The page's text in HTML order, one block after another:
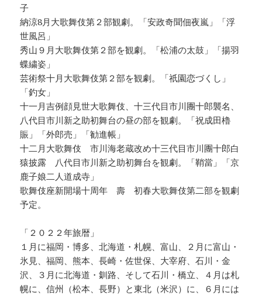
子
納涼8月大歌舞伎第２部観劇。「安政奇聞佃夜嵐」「浮
世風呂」
秀山９月大歌舞伎第２部を観劇。「松浦の太鼓」「揚羽
蝶繍姿」
芸術祭十月大歌舞伎第２部を観劇。「祇園恋づくし」
「釣女」
十一月吉例顔見世大歌舞伎、十三代目市川團十郎襲名、
八代目市川新之助初舞台の昼の部を観劇。「祝成田櫓
賑」「外郎売」「勧進帳」
十二月大歌舞伎 市川海老蔵改め十三代目市川團十郎白
猿披露 八代目市川新之助初舞台を観劇。「鞘當」「京
鹿子娘二人道成寺」
歌舞伎座新開場十周年 壽 初春大歌舞伎第二部を観劇
予定。
「２０２２年旅暦」
１月に福岡・博多、北海道・札幌、富山、２月に富山・
氷見、福岡、熊本、長崎・佐世保、大宰府、石川・金
沢、３月に北海道・釧路、そして石川・橋立、４月は札
幌に、信州（松本、長野）と東北（米沢）に、６月には